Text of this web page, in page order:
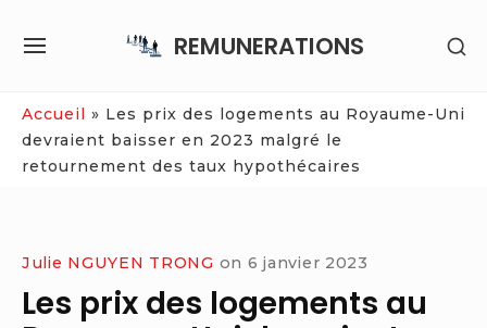
REMUNERATIONS
SITE
Accueil » Les prix des logements au Royaume-Uni
devraient baisser en 2023 malgré le
retournement des taux hypothécaires
Julie NGUYEN TRONG on 6 janvier 2023
Les prix des logements au